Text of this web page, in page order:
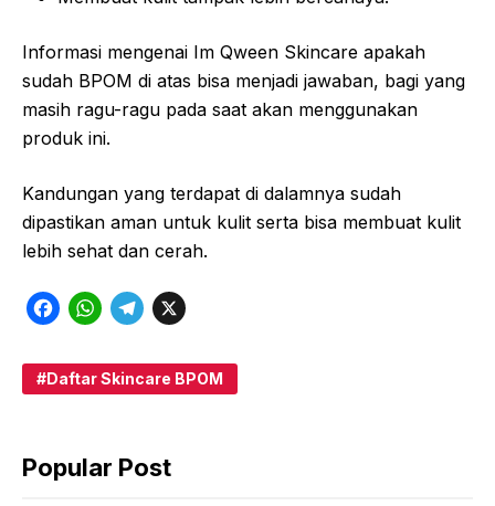
Informasi mengenai Im Qween Skincare apakah
sudah BPOM di atas bisa menjadi jawaban, bagi yang
masih ragu-ragu pada saat akan menggunakan
produk ini.
Kandungan yang terdapat di dalamnya sudah
dipastikan aman untuk kulit serta bisa membuat kulit
lebih sehat dan cerah.
F
c
o
W
a
A
T
l
r
X
Daftar Skincare BPOM
Popular Post